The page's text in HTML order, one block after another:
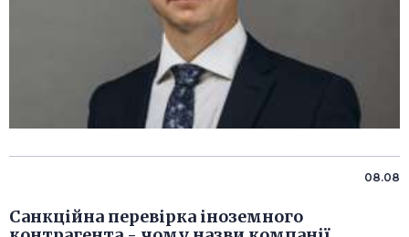
08.08
Санкційна перевірка іноземного